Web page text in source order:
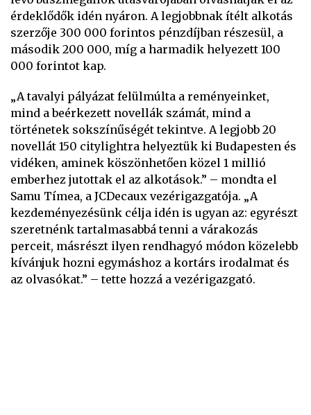
érdeklődők idén nyáron. A legjobbnak ítélt alkotás
szerzője 300 000 forintos pénzdíjban részesül, a
második 200 000, míg a harmadik helyezett 100
000 forintot kap.
„A tavalyi pályázat felülmúlta a reményeinket,
mind a beérkezett novellák számát, mind a
történetek sokszínűségét tekintve. A legjobb 20
novellát 150 citylightra helyeztük ki Budapesten és
vidéken, aminek köszönhetően közel 1 millió
emberhez jutottak el az alkotások.” – mondta el
Samu Tímea, a JCDecaux vezérigazgatója. „A
kezdeményezésünk célja idén is ugyan az: egyrészt
szeretnénk tartalmasabbá tenni a várakozás
perceit, másrészt ilyen rendhagyó módon közelebb
kívánjuk hozni egymáshoz a kortárs irodalmat és
az olvasókat.” – tette hozzá a vezérigazgató.